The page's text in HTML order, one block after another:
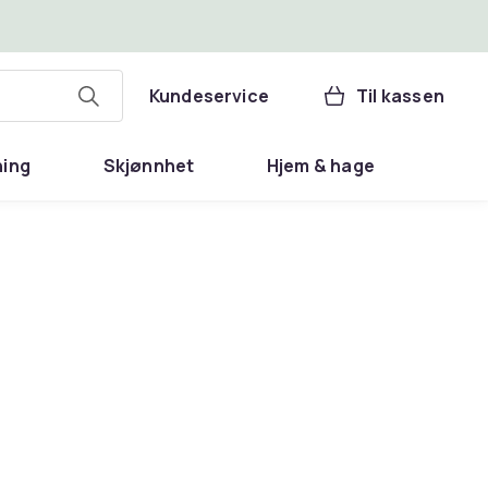
Kundeservice Til kassen
Skjønnhet Hjem & hage